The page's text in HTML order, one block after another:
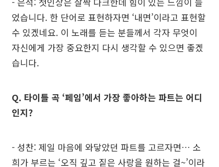
었습니다. 한 단어로 표현하자면 ‘내면’이라고 표현할
수 있겠네요. 이 노래를 듣는 분들께서 각자 무엇이
자신에게 가장 중요한지 다시 생각할 수 있으면 좋겠
습니다.
Q. 타이틀 곡 ‘페임’에서 가장 좋아하는 파트는 어디
인지?
- 성찬: 제일 마음에 와닿았던 파트를 고르자면… 소
희가 부르는 ‘오직 깊고 짙은 사랑을 원하는 걸~’이라